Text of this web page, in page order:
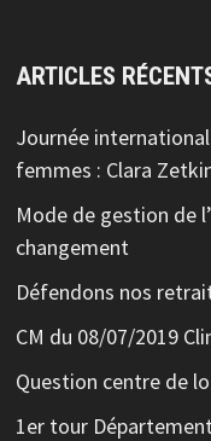
ARTICLES
Journée
femmes : Clara
Mode de gestion de
changement
Défendons nos
CM du 08/07/2019
Question centre de
1er tour